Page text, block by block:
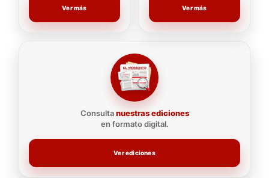
Ver más
Consultanuestras ediciones
en formato digital.
Ver ediciones
Ver más